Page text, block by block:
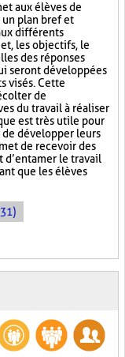
aux élèves de
plan bref et
différents
les objectifs, le
des réponses
seront développées
visés. Cette
de
du travail à réaliser
est très utile pour
de développer leurs
de recevoir des
d’entamer le travail
que les élèves